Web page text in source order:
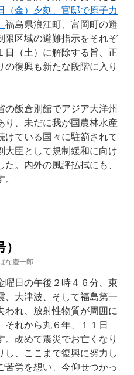
（金）夕刻、官邸で原子力
福島県浪江町、富岡町の避
限区域の避難指示をそれぞ
日（土）に解除する旨、正
復興も新たな段階に入り
飯倉別館でアジア大洋州
り、未だに我が国農林水産
けている国々に駐箚されて
大臣として規制緩和に向け
。内外の風評払拭にも、
な慶一郎
日の午後２時４６分、東
、大津波、そして福島第一
われ、放射性物質が周囲に
それから丸６年、１１日
。改めて震災でお亡くなり
し、ここまで復興に努力し
苦労を想い、今仰せつかっ